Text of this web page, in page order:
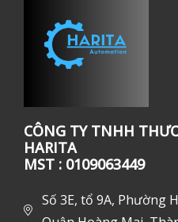
CÔNG TY TNHH
HARITA
MST : 0109063449
Số 3E, tổ 9A, Phường